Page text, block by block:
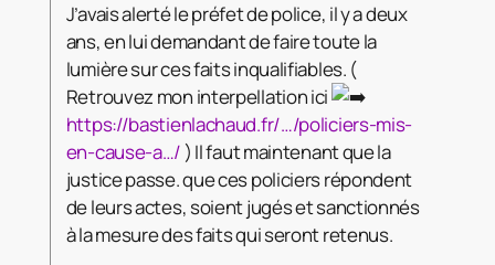
J’avais alerté le préfet de police, il y a deux
ans, en lui demandant de faire toute la
lumière sur ces faits inqualifiables. (
Retrouvez mon interpellation ici
https://bastienlachaud.fr/…/policiers-mis-
en-cause-a…/ ) Il faut maintenant que la
justice passe. que ces policiers répondent
de leurs actes, soient jugés et sanctionnés
à la mesure des faits qui seront retenus.